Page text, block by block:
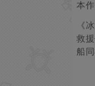
本作
《
救
船